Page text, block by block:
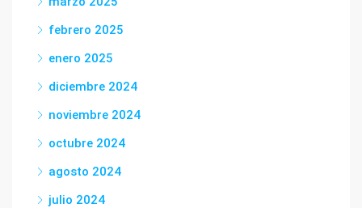
febrero 2025
enero 2025
diciembre 2024
noviembre 2024
octubre 2024
agosto 2024
julio 2024